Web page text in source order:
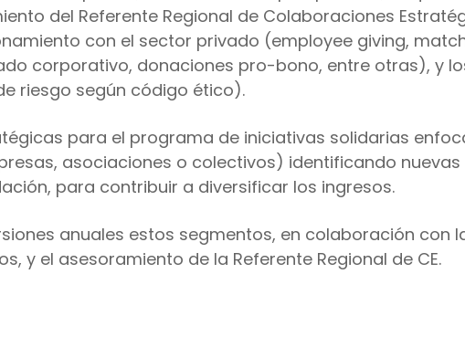
del Referente Regional de Colaboraciones
con el sector privado (employee giving,
corporativo, donaciones pro-bono, entre otras), y
riesgo según código ético).
para el programa de iniciativas solidarias
asociaciones o colectivos) identificando nuevas
para contribuir a diversificar los ingresos.
anuales estos segmentos, en colaboración con
y el asesoramiento de la Referente Regional de CE.